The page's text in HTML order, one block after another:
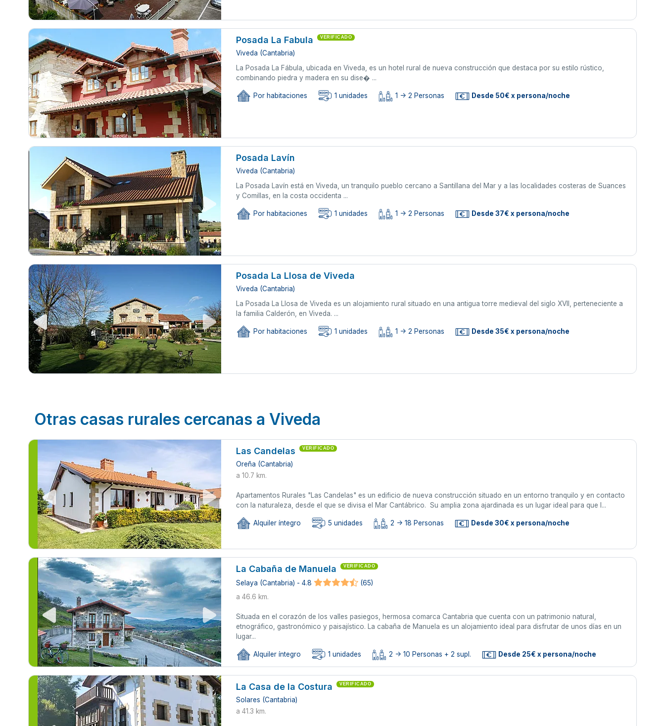
Posada La Fabula VERIFICADO
Viveda (Cantabria)
La Posada La Fábula, ubicada en Viveda, es un hotel rural de nueva construcción que destaca por su estilo rústico,
combinando piedra y madera en su dise� ...
Por habitaciones 1 unidades 1 -> 2 Personas Desde 50€ x persona/noche
Posada Lavín
Viveda (Cantabria)
La Posada Lavín está en Viveda, un tranquilo pueblo cercano a Santillana del Mar y a las localidades costeras de Suances
y Comillas, en la costa occidenta ...
Por habitaciones 1 unidades 1 -> 2 Personas Desde 37€ x persona/noche
Posada La Llosa de Viveda
Viveda (Cantabria)
La Posada La Llosa de Viveda es un alojamiento rural situado en una antigua torre medieval del siglo XVII, perteneciente a
la familia Calderón, en Viveda. ...
Por habitaciones 1 unidades 1 -> 2 Personas Desde 35€ x persona/noche
Otras casas rurales cercanas a Viveda
Las Candelas VERIFICADO
Oreña (Cantabria)
a 10.7 km.
Apartamentos Rurales "Las Candelas" es un edificio de nueva construcción situado en un entorno tranquilo y en contacto
con la naturaleza, desde el que se divisa el Mar Cantábrico. Su amplia zona ajardinada es un lugar ideal para que l...
Alquiler íntegro 5 unidades 2 -> 18 Personas Desde 30€ x persona/noche
La Cabaña de Manuela VERIFICADO
Selaya (Cantabria) - 4.8
(65)
a 46.6 km.
Situada en el corazón de los valles pasiegos, hermosa comarca Cantabria que cuenta con un patrimonio natural,
etnográfico, gastronómico y paisajístico. La cabaña de Manuela es un alojamiento ideal para disfrutar de unos días en un
lugar...
Alquiler íntegro 1 unidades 2 -> 10 Personas + 2 supl. Desde 25€ x persona/noche
La Casa de la Costura VERIFICADO
Solares (Cantabria)
a 41.3 km.